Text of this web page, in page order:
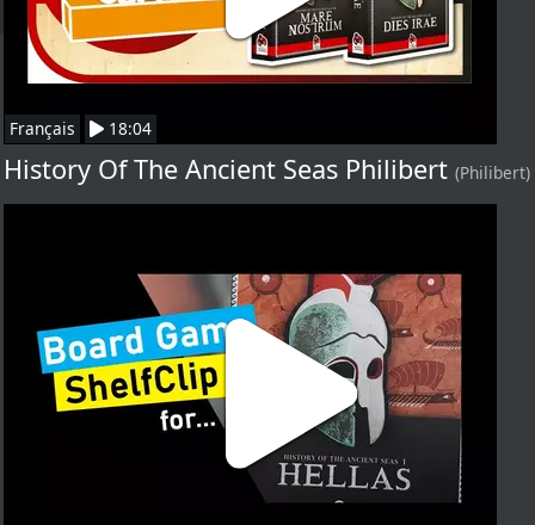
Français 18:04
History Of The Ancient Seas Philibert (Philibert)